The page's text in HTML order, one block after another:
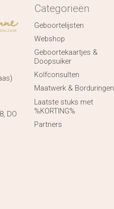
DO
Categorieën
Geboortelijsten
Webshop
Geboortekaartjes &
Doopsuiker
Kolfconsulten
Maatwerk & Borduringen
Laatste stuks met
%KORTING%
Partners